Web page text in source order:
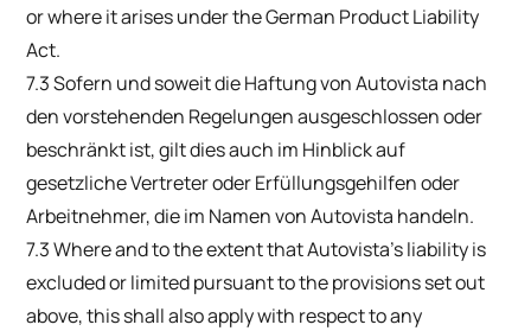
or where it arises under the German Product Liability
Act.
7.3 Sofern und soweit die Haftung von Autovista nach
den vorstehenden Regelungen ausgeschlossen oder
beschränkt ist, gilt dies auch im Hinblick auf
gesetzliche Vertreter oder Erfüllungsgehilfen oder
Arbeitnehmer, die im Namen von Autovista handeln.
7.3 Where and to the extent that Autovista’s liability is
excluded or limited pursuant to the provisions set out
above, this shall also apply with respect to any